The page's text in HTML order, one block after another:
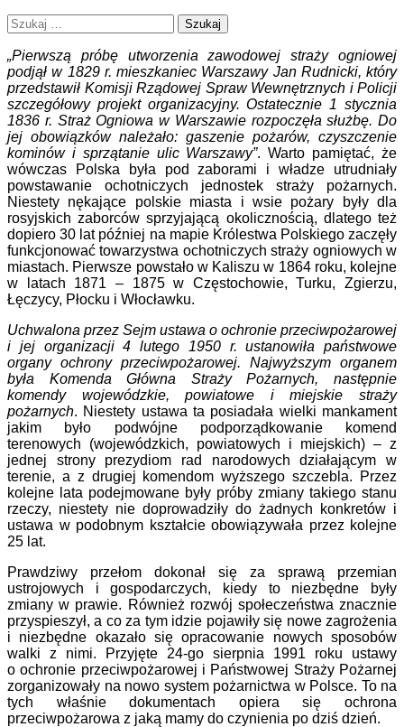
Szukaj:
„Pierwszą próbę utworzenia zawodowej straży ogniowej
podjął w 1829 r. mieszkaniec Warszawy Jan Rudnicki, który
przedstawił Komisji Rządowej Spraw Wewnętrznych i Policji
szczegółowy projekt organizacyjny. Ostatecznie 1 stycznia
1836 r. Straż Ogniowa w Warszawie rozpoczęła służbę. Do
jej obowiązków należało: gaszenie pożarów, czyszczenie
kominów i sprzątanie ulic Warszawy”. Warto pamiętać, że
wówczas Polska była pod zaborami i władze utrudniały
powstawanie ochotniczych jednostek straży pożarnych.
Niestety nękające polskie miasta i wsie pożary były dla
rosyjskich zaborców sprzyjającą okolicznością, dlatego też
dopiero 30 lat później na mapie Królestwa Polskiego zaczęły
funkcjonować towarzystwa ochotniczych straży ogniowych w
miastach. Pierwsze powstało w Kaliszu w 1864 roku, kolejne
w latach 1871 – 1875 w Częstochowie, Turku, Zgierzu,
Łęczycy, Płocku i Włocławku.
Uchwalona przez Sejm ustawa o ochronie przeciwpożarowej
i jej organizacji 4 lutego 1950 r. ustanowiła państwowe
organy ochrony przeciwpożarowej. Najwyższym organem
była Komenda Główna Straży Pożarnych, następnie
komendy wojewódzkie, powiatowe i miejskie straży
pożarnych. Niestety ustawa ta posiadała wielki mankament
jakim było podwójne podporządkowanie komend
terenowych (wojewódzkich, powiatowych i miejskich) – z
jednej strony prezydiom rad narodowych działającym w
terenie, a z drugiej komendom wyższego szczebla. Przez
kolejne lata podejmowane były próby zmiany takiego stanu
rzeczy, niestety nie doprowadziły do żadnych konkretów i
ustawa w podobnym kształcie obowiązywała przez kolejne
25 lat.
Prawdziwy przełom dokonał się za sprawą przemian
ustrojowych i gospodarczych, kiedy to niezbędne były
zmiany w prawie. Również rozwój społeczeństwa znacznie
przyspieszył, a co za tym idzie pojawiły się nowe zagrożenia
i niezbędne okazało się opracowanie nowych sposobów
walki z nimi. Przyjęte 24-go sierpnia 1991 roku ustawy
o ochronie przeciwpożarowej i Państwowej Straży Pożarnej
zorganizowały na nowo system pożarnictwa w Polsce. To na
tych właśnie dokumentach opiera się ochrona
przeciwpożarowa z jaką mamy do czynienia po dziś dzień.